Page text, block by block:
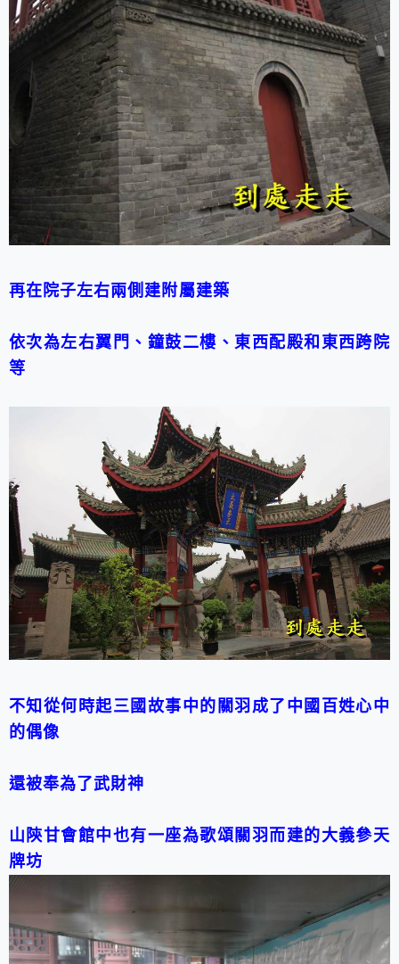
再在院子左右兩側建附屬建築
依次為左右翼門、鐘鼓二樓、東西配殿和東西跨院
等
不知從何時起三國故事中的關羽成了中國百姓心中
的偶像
還被奉為了武財神
山陝甘會館中也有一座為歌頌關羽而建的大義參天
牌坊